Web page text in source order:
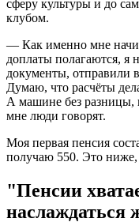
сферу культуры и до
клубом.
— Как именно мне
доплаты полагаются, я
документы, отправили
Думаю, что расчёты
А машине без разницы,
мне люди говорят.
Моя первая пенсия
получаю 550. Это ниже,
"Пенсии
наслаждаться